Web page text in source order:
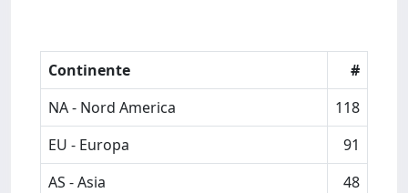
Continente
#
NA - Nord America
118
EU - Europa
91
AS - Asia
48